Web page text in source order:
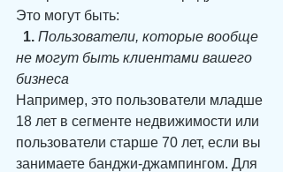
Это могут быть:
1. Пользователи, которые вообще
не могут быть клиентами вашего
бизнеса
Например, это пользователи младше
18 лет в сегменте недвижимости или
пользователи старше 70 лет, если вы
занимаете банджи-джампингом. Для